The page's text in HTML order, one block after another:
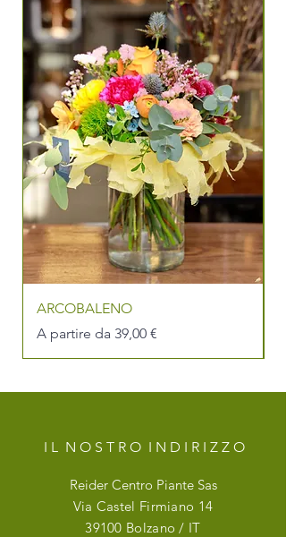
ARCOBALENO
A partire da 39,00 €
Prezzo scontato
I L N O S T R O I N D I R I Z Z O
Reider Centro Piante Sas
Via Castel Firmiano 14
39100 Bolzano / IT